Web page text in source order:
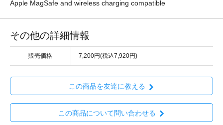
Apple MagSafe and wireless charging compatible
その他の詳細情報
販売価格 7,200円(税込7,920円)
この商品を友達に教える
この商品について問い合わせる